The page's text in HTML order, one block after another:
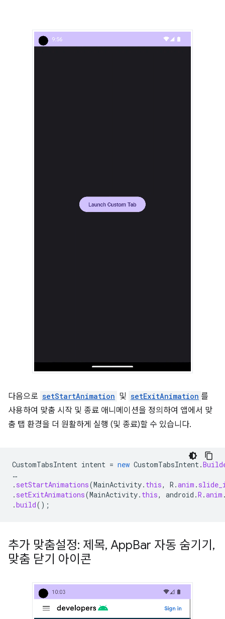
다음으로 setStartAnimation 및 setExitAnimation 를
사용하여 맞춤 시작 및 종료 애니메이션을 정의하여 앱에서 맞
춤 탭 환경을 더 원활하게 실행 (및 종료)할 수 있습니다.
CustomTabsIntent intent = new CustomTabsIntent.
…
. setStartAnimations(MainActivity. this, R .anim .
. setExitAnimations(MainActivity. this, android .R .anim
.build();
추가 맞춤설정: 제목, AppBar 자동 숨기기 ,
맞춤 닫기 아이콘